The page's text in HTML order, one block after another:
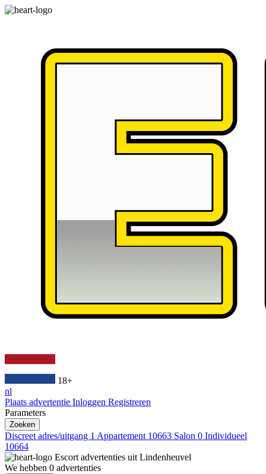
18+
nl
Plaats advertentie Inloggen Registreren
Parameters
Zoeken
Discreet adres/uitgang 1 Appartement 10663 Salon 0 Individueel
10664
Escort advertenties uit Lindenheuvel
We hebben 0 advertenties